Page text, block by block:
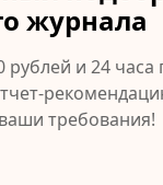
журнала
рублей и 24 часа
требования!